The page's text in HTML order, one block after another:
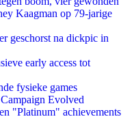
Kaagman op 79-jarige
geschorst na dickpic in
early access tot
fysieke games
Evolved
"Platinum" achievements